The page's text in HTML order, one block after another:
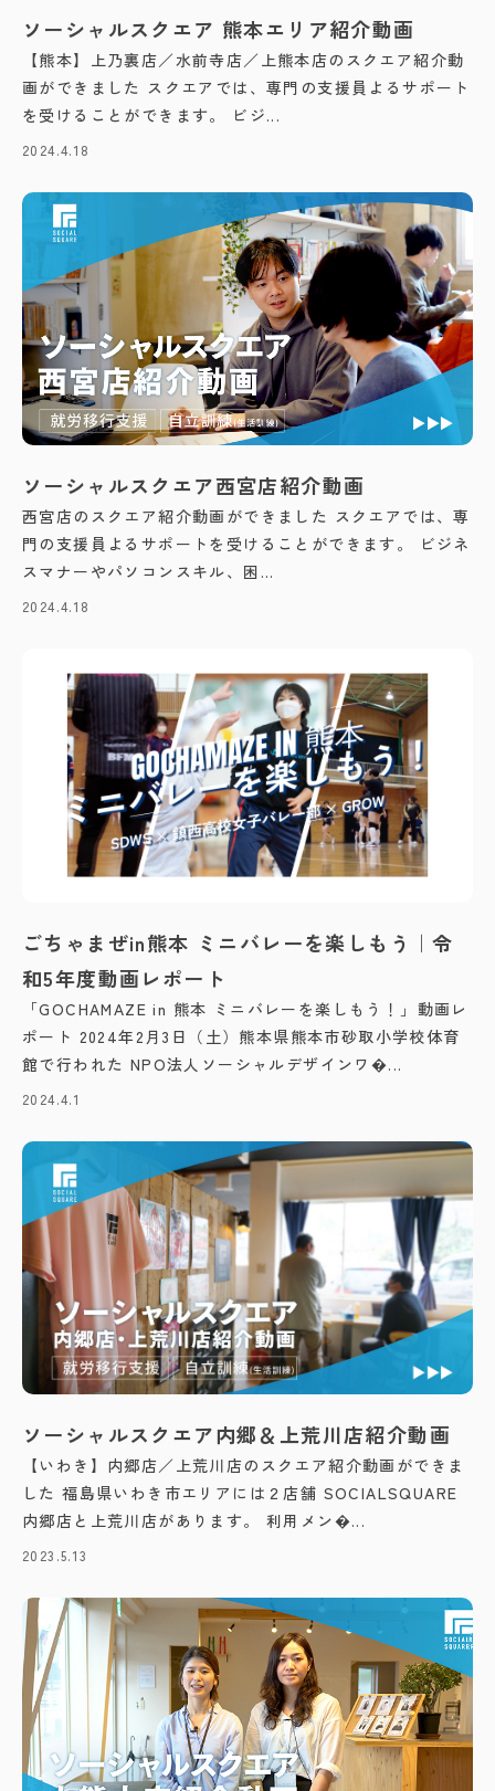
ソーシャルスクエア 熊本エリア紹介動画
【熊本】上乃裏店／水前寺店／上熊本店のスクエア紹介動
画ができました スクエアでは、専門の支援員よるサポート
を受けることができます。 ビジ...
2024.4.18
ソーシャルスクエア西宮店紹介動画
西宮店のスクエア紹介動画ができました スクエアでは、専
門の支援員よるサポートを受けることができます。 ビジネ
スマナーやパソコンスキル、困...
2024.4.18
ごちゃまぜin熊本 ミニバレーを楽しもう｜令
和5年度動画レポート
「GOCHAMAZE in 熊本 ミニバレーを楽しもう！」動画レ
ポート 2024年2月3日（土）熊本県熊本市砂取小学校体育
館で行われた NPO法人ソーシャルデザインワ�...
2024.4.1
ソーシャルスクエア内郷＆上荒川店紹介動画
【いわき】内郷店／上荒川店のスクエア紹介動画ができま
した 福島県いわき市エリアには２店舗 SOCIALSQUARE
内郷店と上荒川店があります。 利用メン�...
2023.5.13